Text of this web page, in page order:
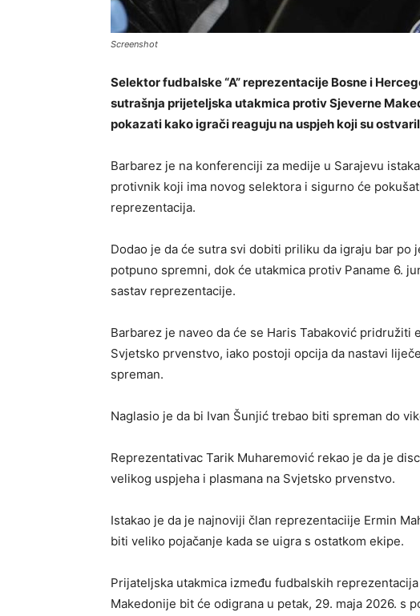
Screenshot
Selektor fudbalske “A” reprezentacije Bosne i
sutrašnja prijeteljska utakmica protiv Sjeverne
pokazati kako igrači reaguju na uspjeh koji su
Barbarez je na konferenciji za medije u Sarajevu
protivnik koji ima novog selektora i sigurno će
reprezentacija.
Dodao je da će sutra svi dobiti priliku da igraju bar
potpuno spremni, dok će utakmica protiv Paname 6.
sastav reprezentacije.
Barbarez je naveo da će se Haris Tabaković
Svjetsko prvenstvo, iako postoji opcija da nastavi
spreman.
Naglasio je da bi Ivan Šunjić trebao biti spreman do
Reprezentativac Tarik Muharemović rekao je da je
velikog uspjeha i plasmana na Svjetsko prvenstvo.
Istakao je da je najnoviji član reprezentaciije Ermin
biti veliko pojačanje kada se uigra s ostatkom ekipe.
Prijateljska utakmica između fudbalskih
Makedonije bit će odigrana u petak, 29. maja 2026. s